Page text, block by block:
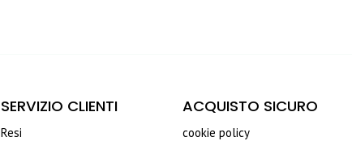
SERVIZIO CLIENTI
Resi
ACQUISTO SICURO
cookie policy